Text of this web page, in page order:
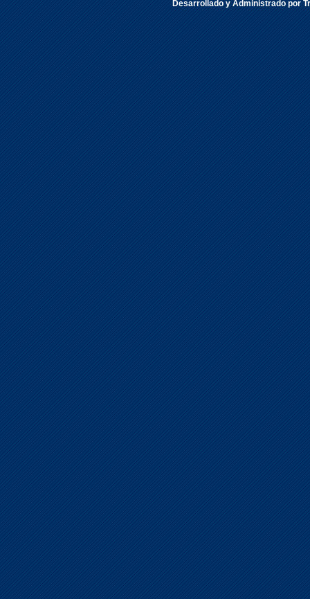
Desarrollado y Administrado por